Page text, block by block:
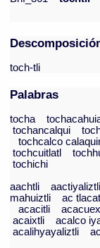
toch-tli
Palabras
tocha
tochancalqui
tochcalco
tochcuitlatl
tochichi
aachtli
aactiyaliztli
mahuiztli
ac
acacitli
acaixtli
acalco
acalihyayaliztli